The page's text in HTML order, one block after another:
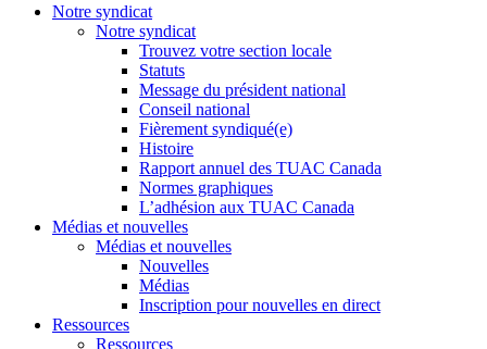
Notre syndicat
Notre syndicat
Trouvez votre section locale
Statuts
Message du président national
Conseil national
Fièrement syndiqué(e)
Histoire
Rapport annuel des TUAC Canada
Normes graphiques
L’adhésion aux TUAC Canada
Médias et nouvelles
Médias et nouvelles
Nouvelles
Médias
Inscription pour nouvelles en direct
Ressources
Ressources